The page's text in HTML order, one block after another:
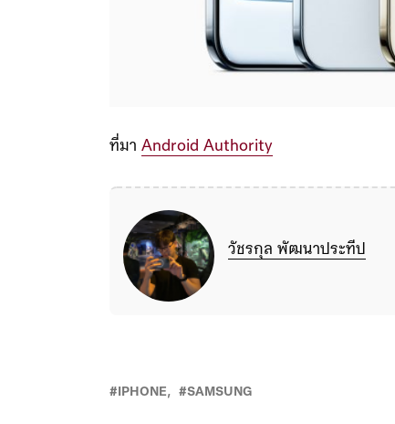
ที่มา Android Authority
วัชรกุล พัฒนาประทีป
IPHONE SAMSUNG